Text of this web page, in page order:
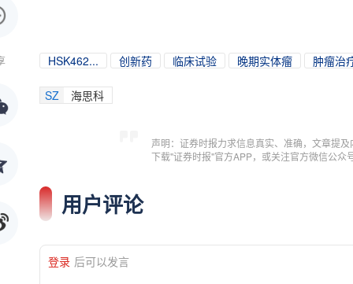
HSK462... 创新药 临床试验 晚期实体瘤 肿瘤治
SZ 海思科
声明：证券时报力求信息真实、准确，文章提
下载"证券时报"官方APP，或关注官方微信公
用户评论
登录 后可以发言